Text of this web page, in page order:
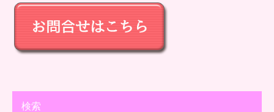
検索